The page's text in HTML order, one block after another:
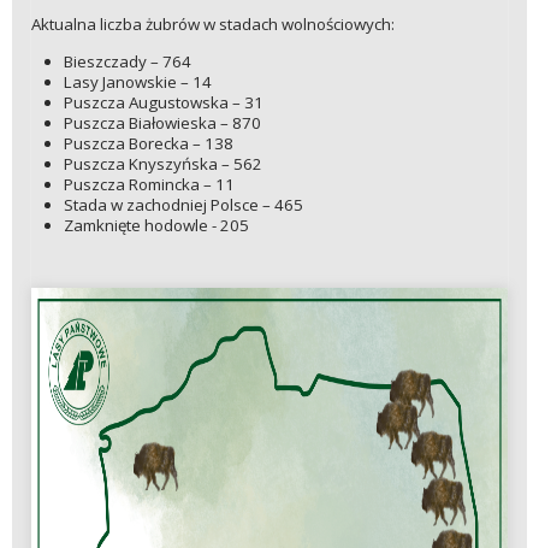
Aktualna liczba żubrów w stadach wolnościowych:
Bieszczady – 764
Lasy Janowskie – 14
Puszcza Augustowska – 31
Puszcza Białowieska – 870
Puszcza Borecka – 138
Puszcza Knyszyńska – 562
Puszcza Romincka – 11
Stada w zachodniej Polsce – 465
Zamknięte hodowle - 205